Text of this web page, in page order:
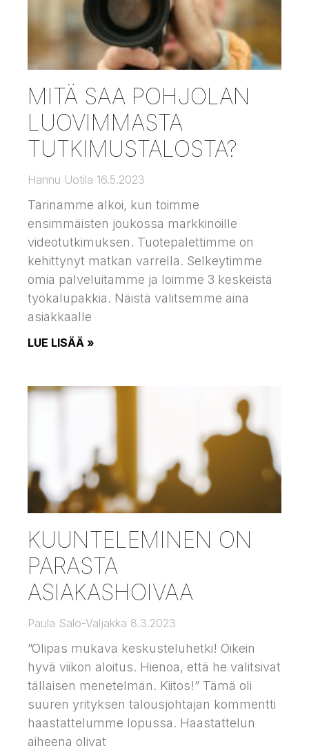
MITÄ SAA POHJOLAN
LUOVIMMASTA
TUTKIMUSTALOSTA?
Hannu Uotila 16.5.2023
Tarinamme alkoi, kun toimme
ensimmäisten joukossa markkinoille
videotutkimuksen. Tuotepalettimme on
kehittynyt matkan varrella. Selkeytimme
omia palveluitamme ja loimme 3 keskeistä
työkalupakkia. Näistä valitsemme aina
asiakkaalle
LUE LISÄÄ »
KUUNTELEMINEN ON
PARASTA
ASIAKASHOIVAA
Paula Salo-Valjakka 8.3.2023
”Olipas mukava keskusteluhetki! Oikein
hyvä viikon aloitus. Hienoa, että he valitsivat
tällaisen menetelmän. Kiitos!” Tämä oli
suuren yrityksen talousjohtajan kommentti
haastattelumme lopussa. Haastattelun
aiheena olivat